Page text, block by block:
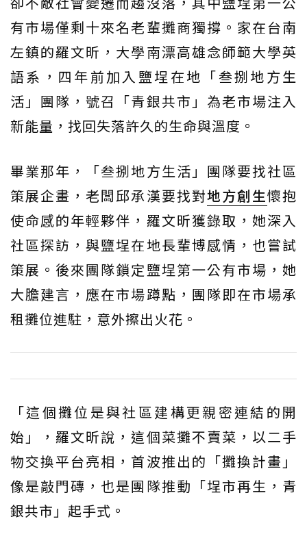
有市場僅剩十來名老輩攤商獨撐。家在台南
左鎮的羅文昕，大學南漂高雄念師範大學英
語系，四年前加入鹽埕在地「叁捌地方生
活」團隊，號召「青銀共市」為老市場注入
新能量，找回失落許久的生命與溫度。
畢業那年，「叁捌地方生活」團隊要找社區
策展企畫，老闆邱承漢要找對地方創生懷抱
使命感的年輕夥伴，羅文昕獲錄取，她深入
社區探訪，與鹽埕在地長輩博感情，也嘗試
策展。後來團隊鎖定鹽埕第一公有市場，她
大膽建言，應在市場蹲點，團隊即在市場承
租攤位進駐，意外擦出火花。
「這個攤位是與社區建構更親密連結的開
始」，羅文昕說，這個菜攤不賣菜，以二手
物交換平台亮相，首波推出的「攤換計畫」
像是敲門磚，也是團隊推動「埕市再生，青
銀共市」起手式。